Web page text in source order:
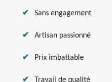
Sans engagement
Artisan passionné
Prix imbattable
Travail de qualité